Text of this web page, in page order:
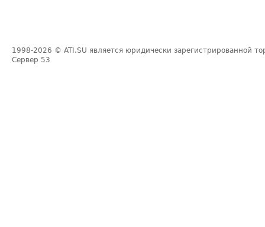
1998-2026 © ATI.SU является юридически зарегистрированной
Сервер 53